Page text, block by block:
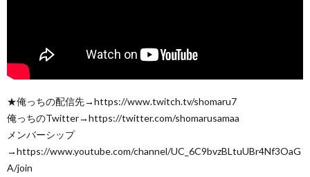
★俺っちの配信先→https://www.twitch.tv/shomaru7
俺っちのTwitter→https://twitter.com/shomarusamaa
メンバーシップ
→https://www.youtube.com/channel/UC_6C9bvzBLtuUBr4Nf3OaG
A/join